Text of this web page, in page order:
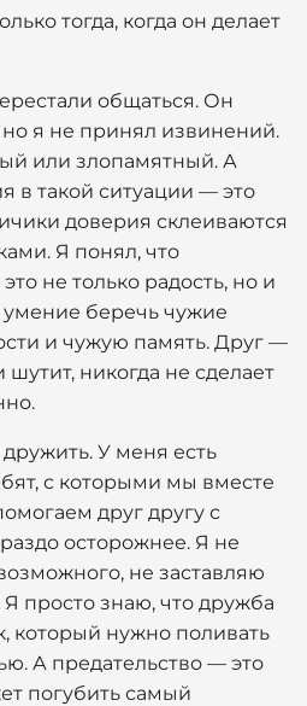
тогда, когда он делает
общаться. Он
но я не принял извинений.
или злопамятный. А
в такой ситуации — это
доверия склеиваются
Я понял, что
не только радость, но и
умение беречь чужие
и чужую память. Друг —
шутит, никогда не сделает
У меня есть
с которыми мы вместе
друг другу с
осторожнее. Я не
не заставляю
просто знаю, что дружба
который нужно поливать
А предательство — это
погубить самый